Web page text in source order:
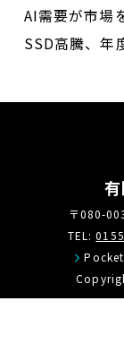
AI需要が市場
SSD高騰、年
〒080-
TEL: